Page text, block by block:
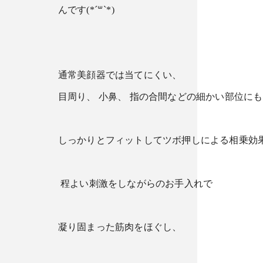
んです(*´꒳`*)
通常美顔器では当てにくい、
目周り、 小鼻、 指の合間などの細かい部位にも
しっかりとフィットしてツボ押しによる相乗効
程よい刺激をしながらのお手入れで
凝り固まった筋肉をほぐし、